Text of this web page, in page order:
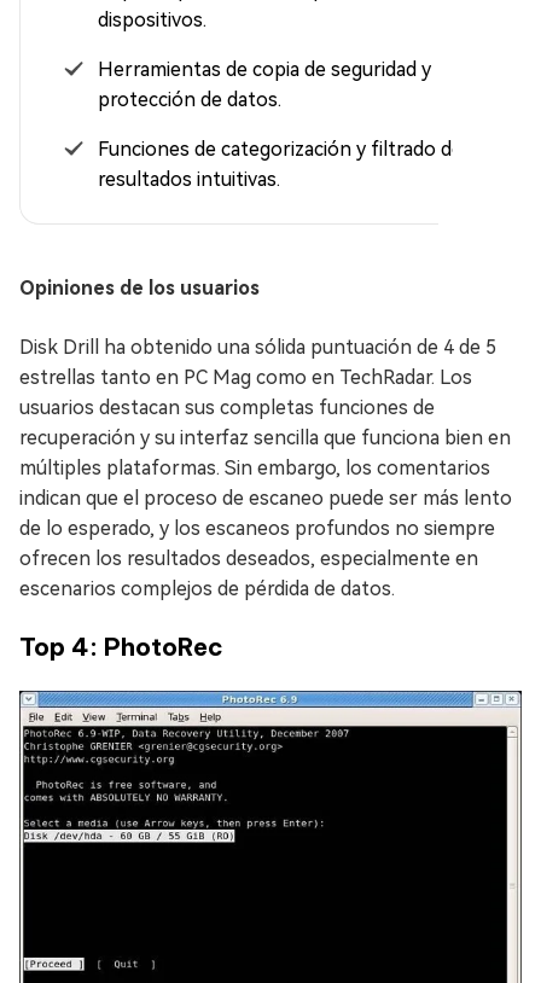
dispositivos.
Herramientas de copia de seguridad y
protección de datos.
Funciones de categorización y filtrado de
resultados intuitivas.
Opiniones de los usuarios
Disk Drill ha obtenido una sólida puntuación de 4 de 5
estrellas tanto en PC Mag como en TechRadar. Los
usuarios destacan sus completas funciones de
recuperación y su interfaz sencilla que funciona bien en
múltiples plataformas. Sin embargo, los comentarios
indican que el proceso de escaneo puede ser más lento
de lo esperado, y los escaneos profundos no siempre
ofrecen los resultados deseados, especialmente en
escenarios complejos de pérdida de datos.
Top 4: PhotoRec